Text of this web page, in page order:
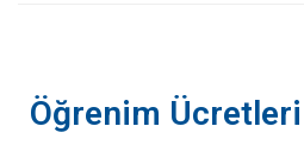
Öğrenim